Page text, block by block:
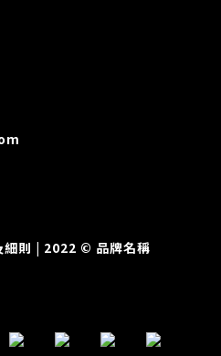
細則 | 2022 © 品牌名稱